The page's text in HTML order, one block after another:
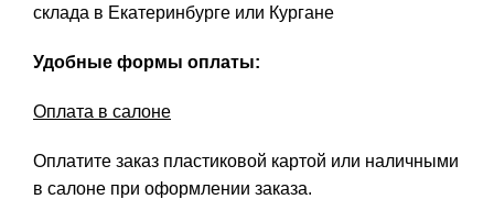
склада в Екатеринбурге или Кургане
Удобные формы оплаты:
Оплата в салоне
Оплатите заказ пластиковой картой или наличными
в салоне при оформлении заказа.